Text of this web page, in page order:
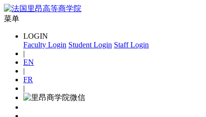
菜单
LOGIN
Faculty Login Student Login Staff Login
|
EN
|
FR
|